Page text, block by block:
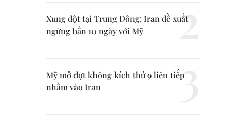
Xung đột tại Trung Đông: Iran đề xuất
ngừng bắn 10 ngày với Mỹ
Mỹ mở đợt không kích thứ 9 liên tiếp
nhằm vào Iran